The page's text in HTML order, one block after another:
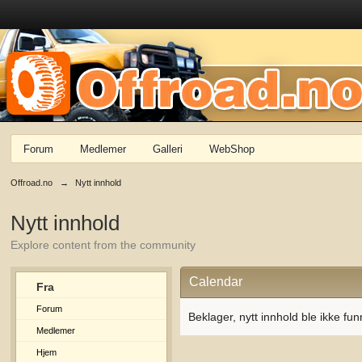
Forum Medlemer Galleri WebShop
Offroad.no → Nytt innhold
Nytt innhold
Explore content from the community
Fra
Forum
Medlemer
Hjem
Calendar
Beklager, nytt innhold ble ikke